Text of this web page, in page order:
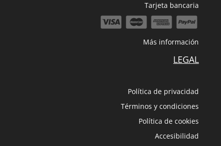
Tarjeta bancaria
Más información
LEGAL
Política de privacidad
Términos y condiciones
Política de cookies
Accesibilidad